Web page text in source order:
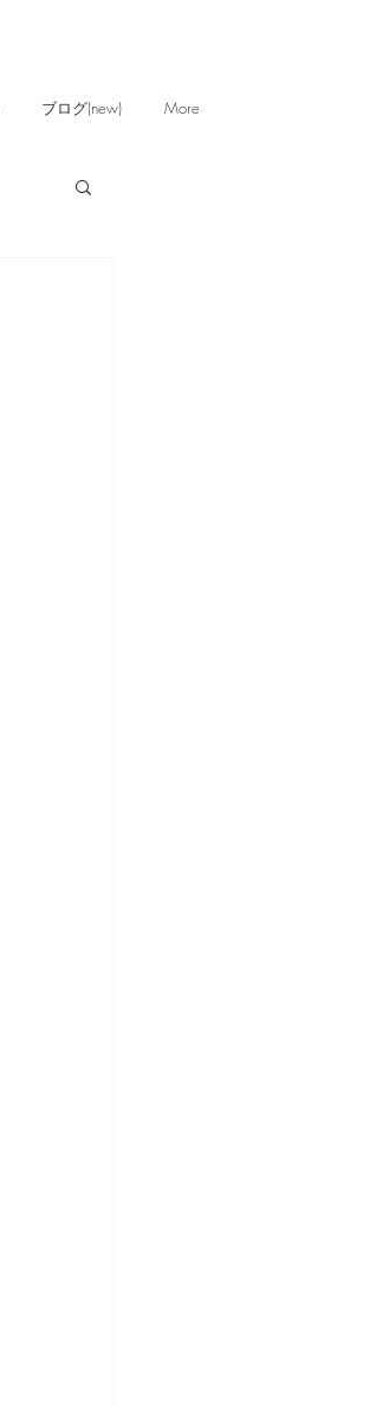
ブログ(new) More